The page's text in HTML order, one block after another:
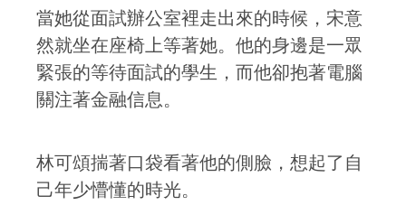
當她從面試辦公室裡走出來的時候，宋意
然就坐在座椅上等著她。他的身邊是一眾
緊張的等待面試的學生，而他卻抱著電腦
關注著金融信息。
林可頌揣著口袋看著他的側臉，想起了自
己年少懵懂的時光。